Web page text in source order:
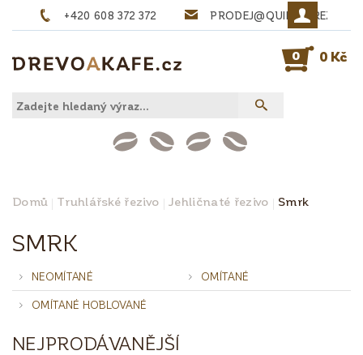
+420 608 372 372 PRODEJ@QUINTA-
0 0 Kč
Domů Truhlářské řezivo Jehličnaté řezivo Smrk
SMRK
NEOMÍTANÉ OMÍTANÉ
OMÍTANÉ HOBLOVANÉ
NEJPRODÁVANĚJŠÍ